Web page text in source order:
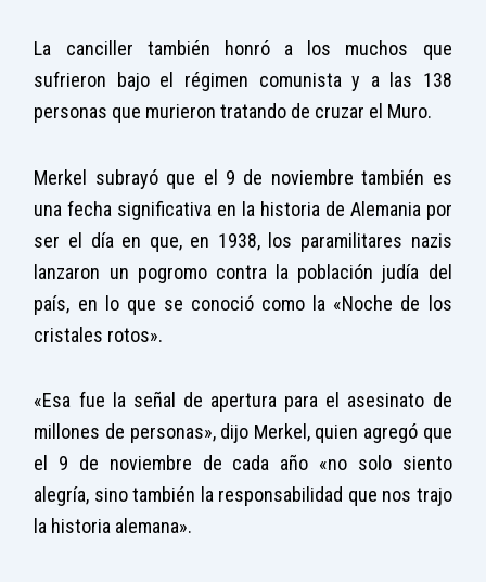
La canciller también honró a los muchos que
sufrieron bajo el régimen comunista y a las 138
personas que murieron tratando de cruzar el Muro.
Merkel subrayó que el 9 de noviembre también es
una fecha significativa en la historia de Alemania por
ser el día en que, en 1938, los paramilitares nazis
lanzaron un pogromo contra la población judía del
país, en lo que se conoció como la «Noche de los
cristales rotos».
«Esa fue la señal de apertura para el asesinato de
millones de personas», dijo Merkel, quien agregó que
el 9 de noviembre de cada año «no solo siento
alegría, sino también la responsabilidad que nos trajo
la historia alemana».